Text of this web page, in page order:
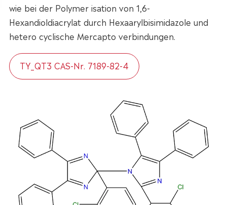
wie bei der Polymer isation von 1,6-
Hexandioldiacrylat durch Hexaarylbisimidazole und
hetero cyclische Mercapto verbindungen.
TY_QT3 CAS-Nr. 7189-82-4